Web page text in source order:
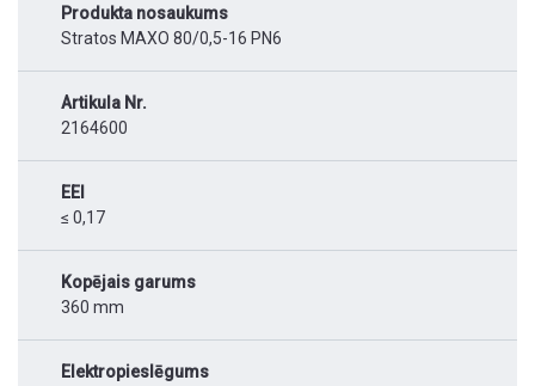
Produkta nosaukums
Stratos MAXO 80/0,5-16 PN6
Artikula Nr.
2164600
EEI
≤ 0,17
Kopējais garums
360 mm
Elektropieslēgums